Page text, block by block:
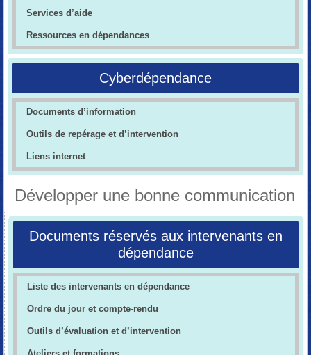
Services d’aide
Ressources en dépendances
Cyberdépendance
Documents d’information
Outils de repérage et d’intervention
Liens internet
Développer une bonne communication
Documents réservés aux intervenants en
dépendance
Liste des intervenants en dépendance
Ordre du jour et compte-rendu
Outils d’évaluation et d’intervention